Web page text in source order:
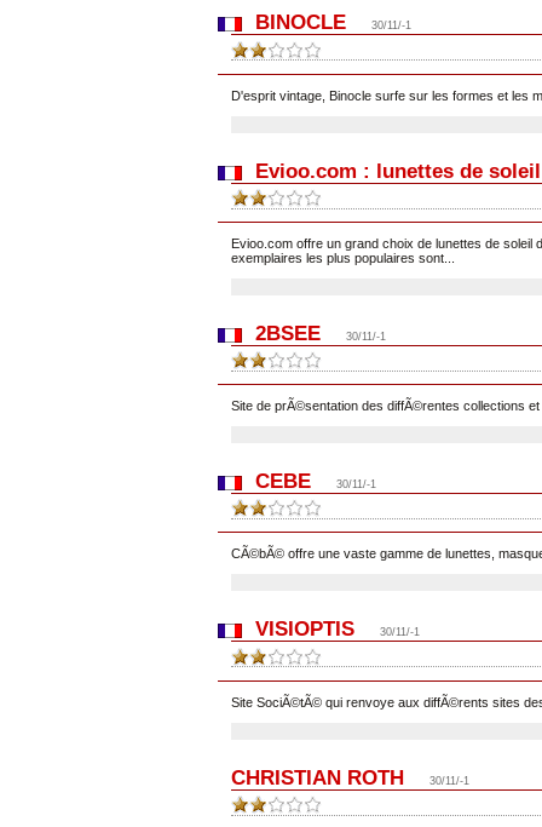
BINOCLE 30/11/-1
D'esprit vintage, Binocle surfe sur les formes et les
Evioo.com : lunettes de
Evioo.com offre un grand choix de lunettes de
exemplaires les plus populaires sont...
2BSEE 30/11/-1
Site de prÃ©sentation des diffÃ©rentes collections
CEBE 30/11/-1
CÃ©bÃ© offre une vaste gamme de lunettes,
VISIOPTIS 30/11/-1
Site SociÃ©tÃ© qui renvoye aux diffÃ©rents sites
CHRISTIAN ROTH 30/11/-1